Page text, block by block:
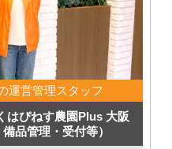
運営管理スタッフ
はぴねす農園Plus 大阪
品管理・受付等）